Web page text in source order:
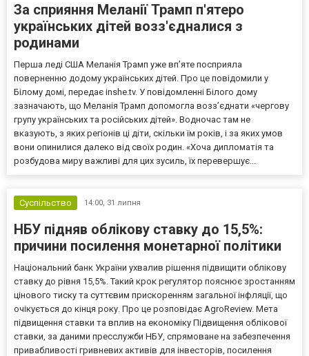
За сприяння Меланії Трамп п'ятеро
українських дітей возз'єдналися з
родинами
Перша леді США Меланія Трамп уже впʼяте посприяла
поверненню додому українських дітей. Про це повідомили у
Білому домі, передає inshe.tv. У повідомленні Білого дому
зазначають, що Меланія Трамп допомогла возз’єднати «чергову
групу українських та російських дітей». Водночас там не
вказують, з яких регіонів ці діти, скільки їм років, і за яких умов
вони опинилися далеко від своїх родин. «Хоча дипломатія та
розбудова миру важливі для цих зусиль, їх перевершує...
Суспільство 14:00, 31 липня
НБУ підняв облікову ставку до 15,5%:
причини посилення монетарної політики
Національний банк України ухвалив рішення підвищити облікову
ставку до рівня 15,5%. Такий крок регулятор пояснює зростанням
цінового тиску та суттєвим прискоренням загальної інфляції, що
очікується до кінця року. Про це розповідає AgroReview. Мета
підвищення ставки та вплив на економіку Підвищення облікової
ставки, за даними пресслужби НБУ, спрямоване на забезпечення
привабливості гривневих активів для інвесторів, посилення